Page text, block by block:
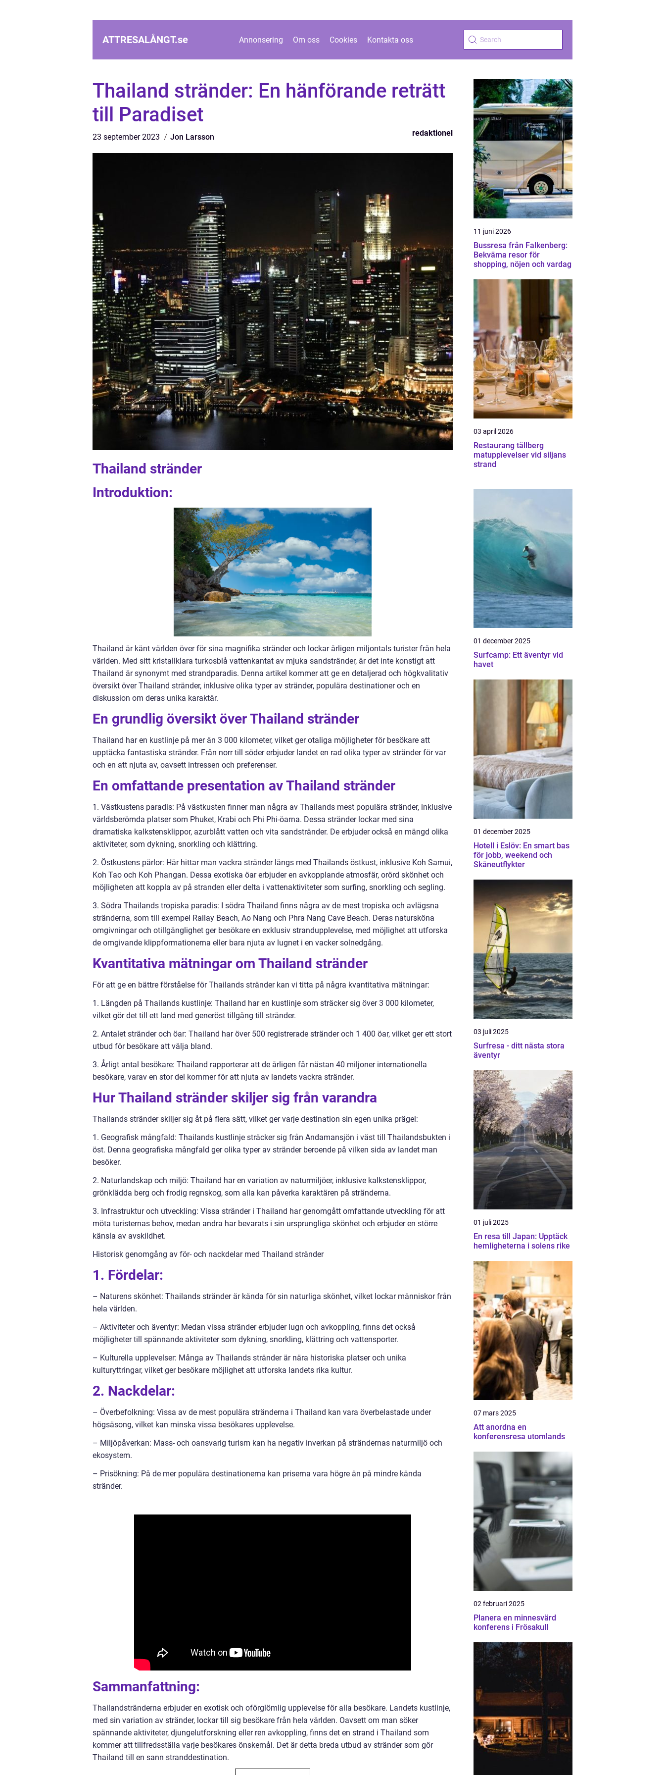
ATTRESALÅNGT.se Annonsering Om oss Cookies Kontakta oss
Thailand stränder: En hänförande reträtt
till Paradiset
23 september 2023 Jon Larsson redaktionel
Thailand stränder
Introduktion:
Thailand är känt världen över för sina magnifika stränder och lockar årligen miljontals turister från hela
världen. Med sitt kristallklara turkosblå vattenkantat av mjuka sandstränder, är det inte konstigt att
Thailand är synonymt med strandparadis. Denna artikel kommer att ge en detaljerad och högkvalitativ
översikt över Thailand stränder, inklusive olika typer av stränder, populära destinationer och en
diskussion om deras unika karaktär.
En grundlig översikt över Thailand stränder
Thailand har en kustlinje på mer än 3 000 kilometer, vilket ger otaliga möjligheter för besökare att
upptäcka fantastiska stränder. Från norr till söder erbjuder landet en rad olika typer av stränder för var
och en att njuta av, oavsett intressen och preferenser.
En omfattande presentation av Thailand stränder
1. Västkustens paradis: På västkusten finner man några av Thailands mest populära stränder, inklusive
världsberömda platser som Phuket, Krabi och Phi Phi-öarna. Dessa stränder lockar med sina
dramatiska kalkstensklippor, azurblått vatten och vita sandstränder. De erbjuder också en mängd olika
aktiviteter, som dykning, snorkling och klättring.
2. Östkustens pärlor: Här hittar man vackra stränder längs med Thailands östkust, inklusive Koh Samui,
Koh Tao och Koh Phangan. Dessa exotiska öar erbjuder en avkopplande atmosfär, orörd skönhet och
möjligheten att koppla av på stranden eller delta i vattenaktiviteter som surfing, snorkling och segling.
3. Södra Thailands tropiska paradis: I södra Thailand finns några av de mest tropiska och avlägsna
stränderna, som till exempel Railay Beach, Ao Nang och Phra Nang Cave Beach. Deras natursköna
omgivningar och otillgänglighet ger besökare en exklusiv strandupplevelse, med möjlighet att utforska
de omgivande klippformationerna eller bara njuta av lugnet i en vacker solnedgång.
Kvantitativa mätningar om Thailand stränder
För att ge en bättre förståelse för Thailands stränder kan vi titta på några kvantitativa mätningar:
1. Längden på Thailands kustlinje: Thailand har en kustlinje som sträcker sig över 3 000 kilometer,
vilket gör det till ett land med generöst tillgång till stränder.
2. Antalet stränder och öar: Thailand har över 500 registrerade stränder och 1 400 öar, vilket ger ett stort
utbud för besökare att välja bland.
3. Årligt antal besökare: Thailand rapporterar att de årligen får nästan 40 miljoner internationella
besökare, varav en stor del kommer för att njuta av landets vackra stränder.
Hur Thailand stränder skiljer sig från varandra
Thailands stränder skiljer sig åt på flera sätt, vilket ger varje destination sin egen unika prägel:
1. Geografisk mångfald: Thailands kustlinje sträcker sig från Andamansjön i väst till Thailandsbukten i
öst. Denna geografiska mångfald ger olika typer av stränder beroende på vilken sida av landet man
besöker.
2. Naturlandskap och miljö: Thailand har en variation av naturmiljöer, inklusive kalkstensklippor,
grönklädda berg och frodig regnskog, som alla kan påverka karaktären på stränderna.
3. Infrastruktur och utveckling: Vissa stränder i Thailand har genomgått omfattande utveckling för att
möta turisternas behov, medan andra har bevarats i sin ursprungliga skönhet och erbjuder en större
känsla av avskildhet.
Historisk genomgång av för- och nackdelar med Thailand stränder
1. Fördelar:
– Naturens skönhet: Thailands stränder är kända för sin naturliga skönhet, vilket lockar människor från
hela världen.
– Aktiviteter och äventyr: Medan vissa stränder erbjuder lugn och avkoppling, finns det också
möjligheter till spännande aktiviteter som dykning, snorkling, klättring och vattensporter.
– Kulturella upplevelser: Många av Thailands stränder är nära historiska platser och unika
kulturyttringar, vilket ger besökare möjlighet att utforska landets rika kultur.
2. Nackdelar:
– Överbefolkning: Vissa av de mest populära stränderna i Thailand kan vara överbelastade under
högsäsong, vilket kan minska vissa besökares upplevelse.
– Miljöpåverkan: Mass- och oansvarig turism kan ha negativ inverkan på strändernas naturmiljö och
ekosystem.
– Prisökning: På de mer populära destinationerna kan priserna vara högre än på mindre kända
stränder.
Sammanfattning:
Thailandstränderna erbjuder en exotisk och oförglömlig upplevelse för alla besökare. Landets kustlinje,
med sin variation av stränder, lockar till sig besökare från hela världen. Oavsett om man söker
spännande aktiviteter, djungelutforskning eller ren avkoppling, finns det en strand i Thailand som
kommer att tillfredsställa varje besökares önskemål. Det är detta breda utbud av stränder som gör
Thailand till en sann stranddestination.
11 juni 2026
Bussresa från Falkenberg:
Bekväma resor för
shopping, nöjen och vardag
03 april 2026
Restaurang tällberg
matupplevelser vid siljans
strand
01 december 2025
Surfcamp: Ett äventyr vid
havet
01 december 2025
Hotell i Eslöv: En smart bas
för jobb, weekend och
Skåneutflykter
03 juli 2025
Surfresa - ditt nästa stora
äventyr
01 juli 2025
En resa till Japan: Upptäck
hemligheterna i solens rike
07 mars 2025
Att anordna en
konferensresa utomlands
02 februari 2025
Planera en minnesvärd
konferens i Frösakull